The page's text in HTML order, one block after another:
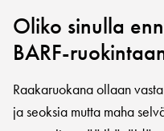
Oliko sinulla
BARF-
Raakaruokana ollaan
ja seoksia mutta maha